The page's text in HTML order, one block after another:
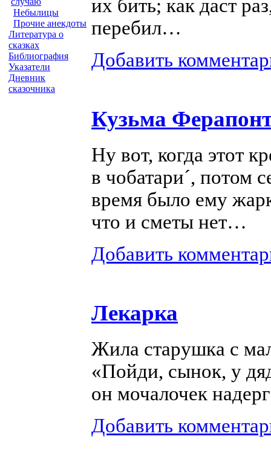
Небылицы
Прочие анекдоты
Литература о
сказках
Библиография
Указатели
Дневник
сказочника
их бить; как даст
перебил…
Добавить
Кузьма
Ну вот, когда этот
в чобатари´, потом
время было ему
что и сметы нет…
Добавить
Лекарка
Жила старушка с
«Пойди, сынок, у
он мочалочек
Добавить